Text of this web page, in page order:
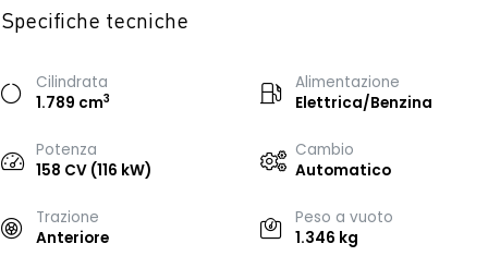
Specifiche tecniche
Cilindrata
1.789 cm3
Alimentazione
Elettrica/Benzina
Potenza
158 CV (116 kW)
Cambio
Automatico
Trazione
Anteriore
Peso a vuoto
1.346 kg